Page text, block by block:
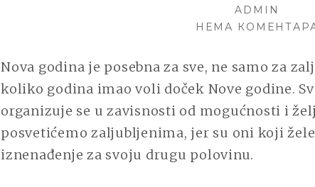
AUTHOR
ADMIN
НЕМА
Nova godina je posebna za sve, ne samo za
koliko godina imao voli doček Nove godine.
organizuje se u zavisnosti od mogućnosti i
posvetićemo zaljubljenima, jer su oni koji
iznenađenje za svoju drugu polovinu.